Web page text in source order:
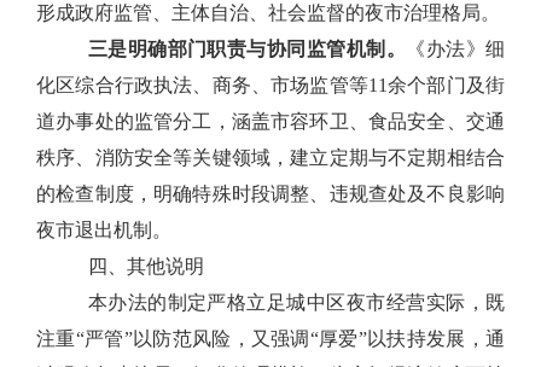
形成政府监管、主体自治、社会监督的夜市治理格局。
三是明确部门职责与协同监管机制。
《办法》细
化区综合行政执法、商务、市场监管等11余个部门及街
道办事处的监管分工，涵盖市容环卫、食品安全、交通
秩序、消防安全等关键领域，建立定期与不定期相结合
的检查制度，明确特殊时段调整、违规查处及不良影响
夜市退出机制。
四、其他说明
本办法的制定严格立足城中区夜市经营实际，既
注重“严管”以防范风险，又强调“厚爱”以扶持发展，通